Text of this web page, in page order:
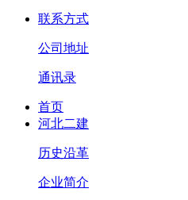
联系方式
公司地址
通讯录
首页
河北二建
历史沿革
企业简介